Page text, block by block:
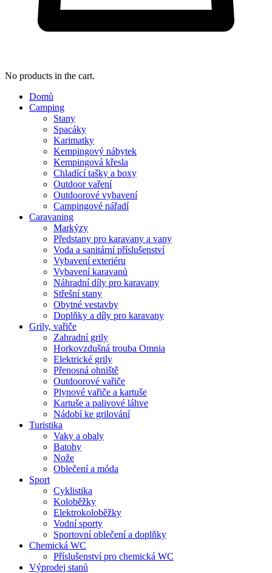
No products in the cart.
Domů
Camping
Stany
Spacáky
Karimatky
Kempingový nábytek
Kempingová křesla
Chladící tašky a boxy
Outdoor vaření
Outdoorové vybavení
Campingové nářadí
Caravaning
Markýzy
Předstany pro karavany a vany
Voda a sanitární příslušenství
Vybavení exteriéru
Vybavení karavanů
Náhradní díly pro karavany
Střešní stany
Obytné vestavby
Doplňky a díly pro karavany
Grily, vařiče
Zahradní grily
Horkovzdušná trouba Omnia
Elektrické grily
Přenosná ohniště
Outdoorové vařiče
Plynové vařiče a kartuše
Kartuše a palivové láhve
Nádobí ke grilování
Turistika
Vaky a obaly
Batohy
Nože
Oblečení a móda
Sport
Cyklistika
Koloběžky
Elektrokoloběžky
Vodní sporty
Sportovní oblečení a doplňky
Chemická WC
Příslušenství pro chemická WC
Výprodej stanů